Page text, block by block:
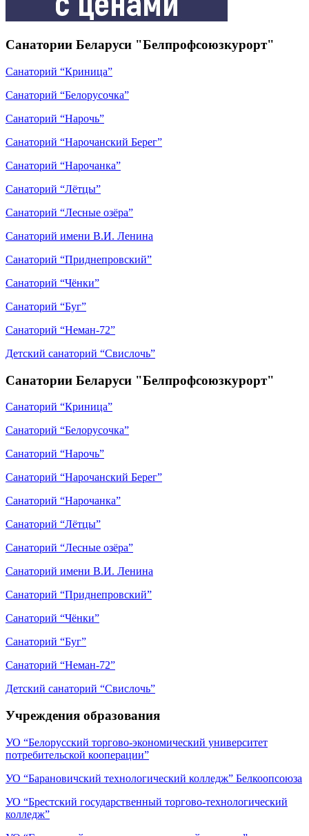
Санатории Беларуси "Белпрофсоюзкурорт"
Санаторий “Криница”
Санаторий “Белорусочка”
Санаторий “Нарочь”
Санаторий “Нарочанский Берег”
Санаторий “Нарочанка”
Санаторий “Лётцы”
Санаторий “Лесные озёра”
Санаторий имени В.И. Ленина
Санаторий “Приднепровский”
Санаторий “Чёнки”
Санаторий “Буг”
Санаторий “Неман-72”
Детский санаторий “Свислочь”
Санатории Беларуси "Белпрофсоюзкурорт"
Санаторий “Криница”
Санаторий “Белорусочка”
Санаторий “Нарочь”
Санаторий “Нарочанский Берег”
Санаторий “Нарочанка”
Санаторий “Лётцы”
Санаторий “Лесные озёра”
Санаторий имени В.И. Ленина
Санаторий “Приднепровский”
Санаторий “Чёнки”
Санаторий “Буг”
Санаторий “Неман-72”
Детский санаторий “Свислочь”
Учреждения образования
УО “Белорусский торгово-экономический университет
потребительской кооперации”
УО “Барановичский технологический колледж” Белкоопсоюза
УО “Брестский государственный торгово-технологический
колледж”